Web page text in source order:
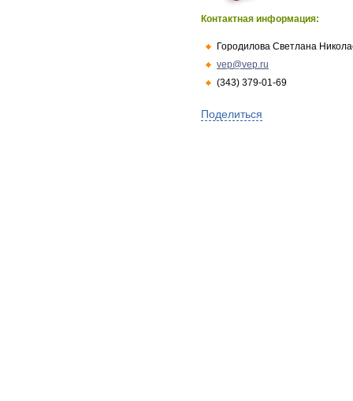
Контактная информация:
Городилова Светлана
vep@vep.ru
(343) 379-01-69
Поделиться